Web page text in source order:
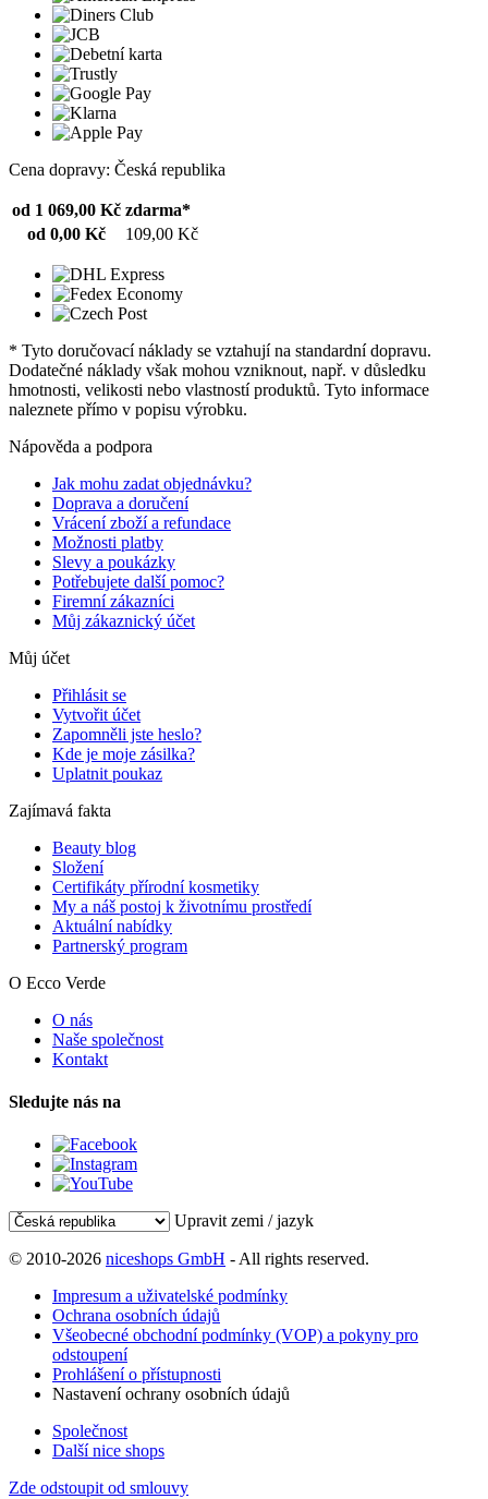
Cena dopravy: Česká republika
od 1 069,00 Kč zdarma*
od 0,00 Kč
109,00 Kč
* Tyto doručovací náklady se vztahují na standardní dopravu.
Dodatečné náklady však mohou vzniknout, např. v důsledku
hmotnosti, velikosti nebo vlastností produktů. Tyto informace
naleznete přímo v popisu výrobku.
Nápověda a podpora
Jak mohu zadat objednávku?
Doprava a doručení
Vrácení zboží a refundace
Možnosti platby
Slevy a poukázky
Potřebujete další pomoc?
Firemní zákazníci
Můj zákaznický účet
Můj účet
Přihlásit se
Vytvořit účet
Zapomněli jste heslo?
Kde je moje zásilka?
Uplatnit poukaz
Zajímavá fakta
Beauty blog
Složení
Certifikáty přírodní kosmetiky
My a náš postoj k životnímu prostředí
Aktuální nabídky
Partnerský program
O Ecco Verde
O nás
Naše společnost
Kontakt
Sledujte nás na
Upravit zemi / jazyk
© 2010-2026 niceshops GmbH - All rights reserved.
Impresum a uživatelské podmínky
Ochrana osobních údajů
Všeobecné obchodní podmínky (VOP) a pokyny pro
odstoupení
Prohlášení o přístupnosti
Nastavení ochrany osobních údajů
Společnost
Další nice shops
Zde odstoupit od smlouvy